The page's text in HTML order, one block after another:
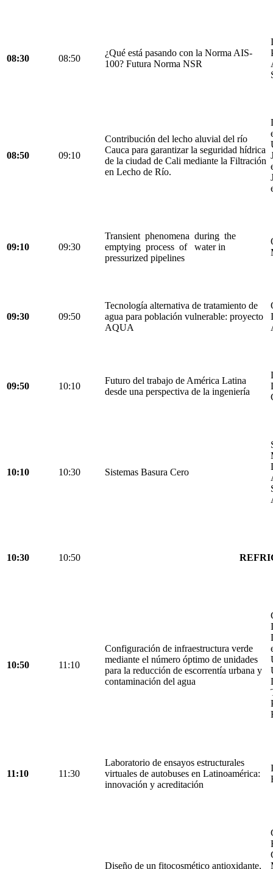
08:30 08:50
¿Qué está pasando con la Norma AIS-
100? Futura Norma NSR
08:50 09:10
Contribución del lecho aluvial del río
Cauca para garantizar la seguridad hídrica
de la ciudad de Cali mediante la Filtración
en Lecho de Río.
09:10 09:30
Transient phenomena during the
emptying process of water in
pressurized pipelines
09:30 09:50
Tecnología alternativa de tratamiento de
agua para población vulnerable: proyecto
AQUA
09:50 10:10
Futuro del trabajo de América Latina
desde una perspectiva de la ingeniería
10:10 10:30 Sistemas Basura Cero
10:30 10:50
10:50 11:10
Configuración de infraestructura verde
mediante el número óptimo de unidades
para la reducción de escorrentía urbana y
contaminación del agua
11:10 11:30
Laboratorio de ensayos estructurales
virtuales de autobuses en Latinoamérica:
innovación y acreditación
Diseño de un fitocosmético antioxidante,